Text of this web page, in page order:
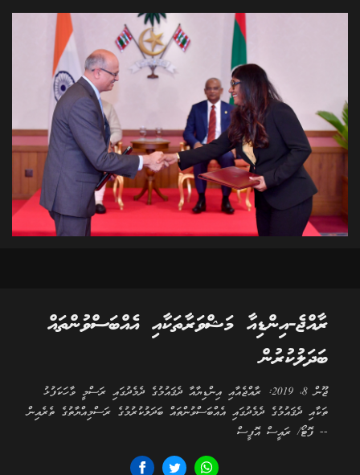
ރާއްޖެ-އިންޑިއާ މަޝްވަރާތަކާއި އެއްބަސްވުންތައް
ބަދަލުކުރުން
ޖޫން 8، 2019: ރާއްޖެއާއި އިންޑިޔާއާ ދެޤައުމުގެ ދެމެދުގައި ރަސްމީ ވާހަކަފުޅު
ތަކާއި ދެޤައުމުގެ ދެމެދުގައި އެއްބަސްވުންތައް ބަދަލުކުރުމުގެ ރަސްމިއްޔާތުގެ ތެރެއިން
-- ފޮޓޯ/ ރައީސް އޮފީސް